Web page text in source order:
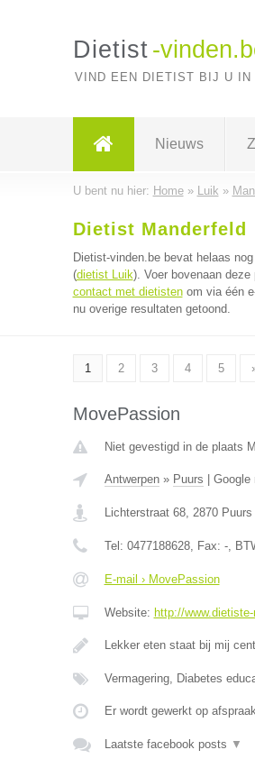
Dietist -
VIND EEN DIETIST BIJ U IN
Nieuws
U bent nu hier: Home» Luik »
Dietist Manderfeld
Dietist-vinden.be bevat helaas
(dietist Luik). Voer bovenaan
contact met dietistenom via één
nu overige resultaten getoond.
1 2 3 4 5
MovePassion
Niet gevestigd in de plaats
Antwerpen» Puurs Google
Lichterstraat 68, 2870 Puurs
Tel: 0477188628, Fax: -,
E-mail › MovePassion
Website: http://
Lekker eten staat bij mij
Vermagering, Diabetes
Er wordt gewerkt op
Laatste facebook posts ▼